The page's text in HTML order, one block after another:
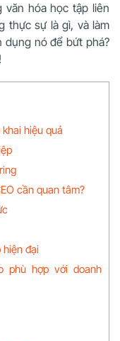
văn hóa học tập liên
thực sự là gì, và làm
dụng nó để bứt phá?
hiệu quả
cần quan tâm?
hiện đại
phù hợp với doanh